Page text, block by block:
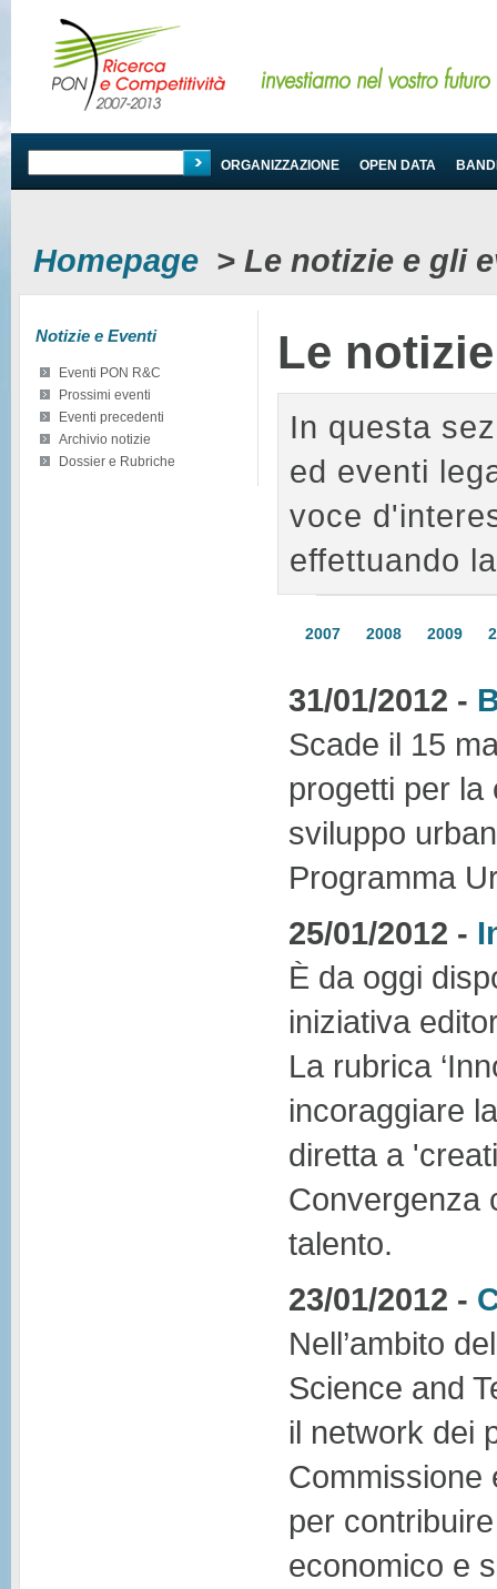
PROGRAMMA ORGANIZZAZIONE OPEN DATA
Homepage > Le notizie e gli
Notizie e Eventi
Eventi PON R&C
Prossimi eventi
Eventi precedenti
Archivio notizie
Dossier e Rubriche
Le
In questa
ed eventi
voce
effettuando
2007 2008 2009
31/01/2012 -
Scade il 15
progetti per la
sviluppo
Programma
25/01/2012 -
È da oggi
iniziativa
La rubrica
incoraggiare
diretta a
Convergenza
talento.
23/01/2012 -
Nell’ambito
Science and
il network dei
Commissione
per
economico e